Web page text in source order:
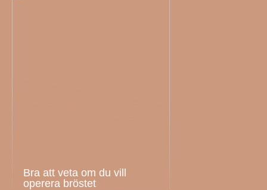
Bra att veta om du vill
operera bröstet